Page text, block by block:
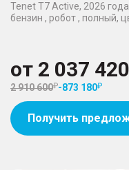
Tenet T7 Active, 2026
бензин , робот , полный,
от 2 037 420
2 910 600 -873 180
Получить